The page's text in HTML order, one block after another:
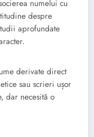
numelui cu
despre
aprofundate
derivate direct
sau scrieri ușor
dar necesită o